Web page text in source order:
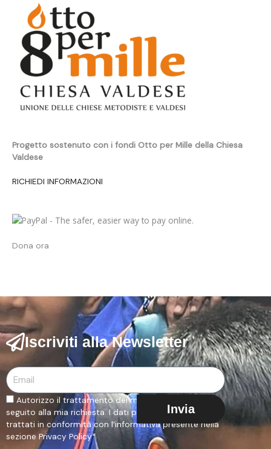
Progetto sostenuto con i fondi Otto per Mille della Chiesa
Valdese
RICHIEDI INFORMAZIONI
Dona ora
Iscriviti alla Newsletter
Autorizzo il trattamento dei miei dati al fine di dare
seguito alla mia richiesta. I dati personali saranno
trattati in conformità con l’informativa presente nella
sezione Privacy Policy*
Invia